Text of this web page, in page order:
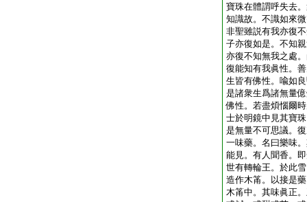
寶珠在體謂呼失去
知識故。不識如來
非聖雖説有我亦復
子亦復如是。不知
亦復不知無我之處
復能知有我眞性。
生皆有佛性。喩如
是諸衆生爲諸無量
佛性。若盡煩惱爾
士於明鏡中見其寶
是無量不可思議。
一味藥。名曰樂味
能見。有人聞香。
世有轉輪王。於此
造作木筩。以接是
木筩中。其味眞正